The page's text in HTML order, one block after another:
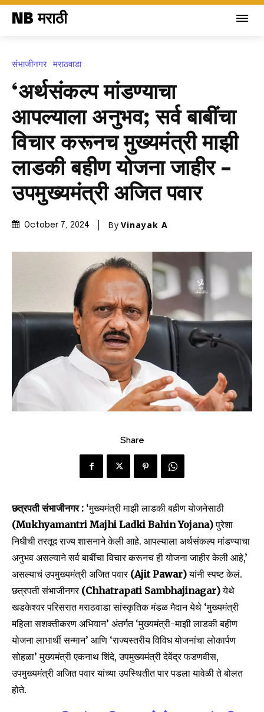
NB मराठी
संभाजीनगर मराठवाडा
‘अर्थसंकल्प मांडण्याचा
आपल्याला अनुभव; सर्व बाबींचा
विचार करूनच मुख्यमंत्री माझी
लाडकी बहीण योजना जाहीर –
उपमुख्यमंत्री अजित पवार
October 7, 2024 By Vinayak A
Share
छत्रपती संभाजीनगर : ‘मुख्यमंत्री माझी लाडकी बहीण योजनेसाठी
(Mukhyamantri Majhi Ladki Bahin Yojana)पुरेशा
निधीची तरतूद राज्य शासनाने केली आहे. आपल्याला अर्थसंकल्प मांडण्याचा
अनुभव असल्याने सर्व बाबींचा विचार करूनच ही योजना जाहीर केली आहे,’
असल्याचं उपमुख्यमंत्री अजित पवार (Ajit Pawar)यांनी स्पष्ट केलं.
छत्रपती संभाजीनगर (Chhatrapati Sambhajinagar)येथे
खडकेश्वर परिसरात मराठवाडा सांस्कृतिक मंडळ मैदान येथे ‘मुख्यमंत्री
महिला सशक्तीकरण अभियान’ अंतर्गत ‘मुख्यमंत्री-माझी लाडकी बहीण
योजना लाभार्थी सन्मान’ आणि ‘राज्यस्तरीय विविध योजनांचा लोकार्पण
सोहळा’ मुख्यमंत्री एकनाथ शिंदे, उपमुख्यमंत्री देवेंद्र फडणवीस,
उपमुख्यमंत्री अजित पवार यांच्या उपस्थितीत पार पडला यावेळी ते बोलत
होते.